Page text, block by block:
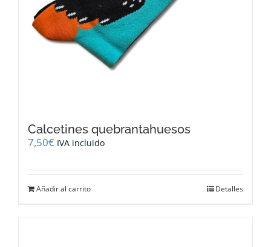
Calcetines quebrantahuesos
7,50€ IVA incluido
Añadir al carrito Detalles